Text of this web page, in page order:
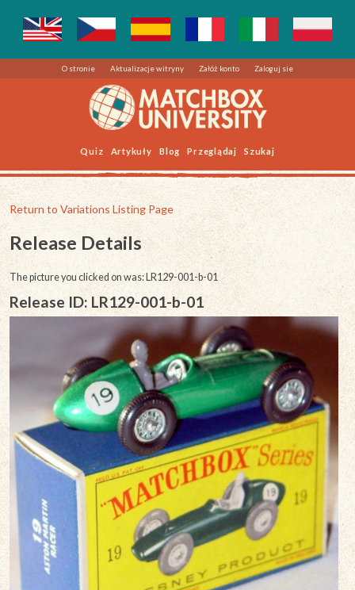
O stronie Aktualizacje witryny Załóż konto Zaloguj sie
Quiz Artykuły Blog Przeglądaj Szukaj
Return to Variations Listing Page
Release Details
The picture you clicked on was: LR129-001-b-01
Release ID: LR129-001-b-01